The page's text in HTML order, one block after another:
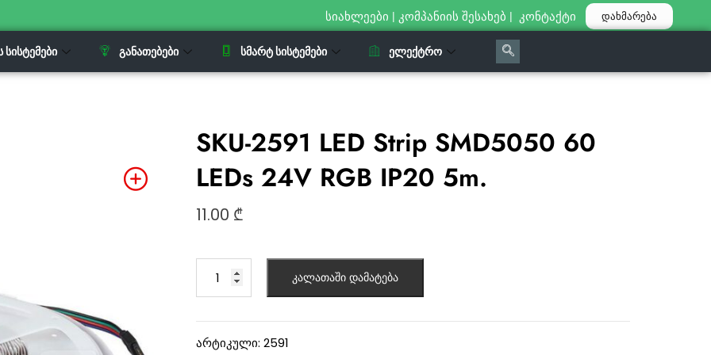
სიახლეები | კომპანიის შესახებ | კონტაქტი დახმარება
ᲡᲘᲡᲢᲔᲛᲔᲑᲘ ᲒᲐᲜᲐᲗᲔᲑᲔᲑᲘ ᲡᲛᲐᲠᲢ ᲡᲘᲡᲢᲔᲛᲔᲑᲘ ᲔᲚᲔᲥᲢᲠᲝ
SKU-2591 LED Strip SMD5050 60
LEDs 24V RGB IP20 5m.
11.00 ₾
კალათაში დამატება
არტიკული: 2591